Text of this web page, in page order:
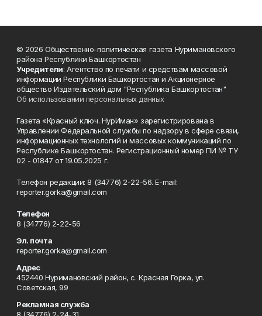
© 2026 Общественно-политическая газета Нуримановского
района Республики Башкортостан
Учредители: Агентство по печати и средствам массовой
информации Республики Башкортостан и Акционерное
общество Издательский дом "Республика Башкортостан"
Об использовании персональных данных
Газета «Красный ключ. НурИман» зарегистрирована в
Управлении Федеральной службы по надзору в сфере связи,
информационных технологий и массовых коммуникаций по
Республике Башкортостан. Регистрационный номер ПИ № ТУ
02 - 01847 от 19.05.2025 г.
Телефон редакции: 8 (34776) 2-22-56. E-mail:
reporter.gorka@gmail.com
Телефон
8 (34776) 2-22-56
Эл. почта
reporter.gorka@gmail.com
Адрес
452440 Нуримановский район, с. Красная Горка, ул.
Советская, 99
Рекламная служба
8 (34776) 2-24-31